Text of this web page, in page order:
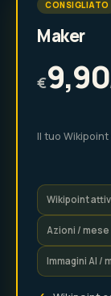
CONSIGLIATO
Maker
€9,90
Il tuo
Wikipoint
Azioni / mese
Immagini AI /